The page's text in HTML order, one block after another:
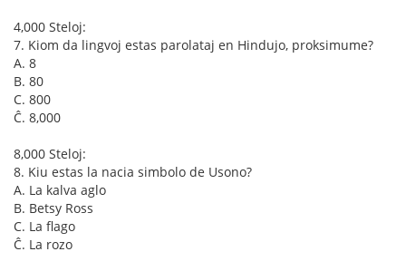
4,000 Steloj:
7. Kiom da lingvoj estas parolataj en Hindujo, proksimume?
A. 8
B. 80
C. 800
Ĉ. 8,000
8,000 Steloj:
8. Kiu estas la nacia simbolo de Usono?
A. La kalva aglo
B. Betsy Ross
C. La flago
Ĉ. La rozo